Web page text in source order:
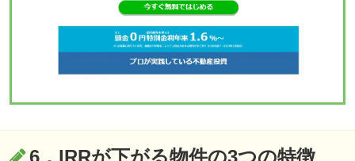
6．IRRが下がる物件の3つの特徴